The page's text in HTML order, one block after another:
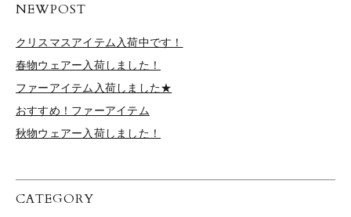
NEWPOST
クリスマスアイテム入荷中です！
春物ウェアー入荷しました！
ファーアイテム入荷しました★
おすすめ！ファーアイテム
秋物ウェアー入荷しました！
CATEGORY